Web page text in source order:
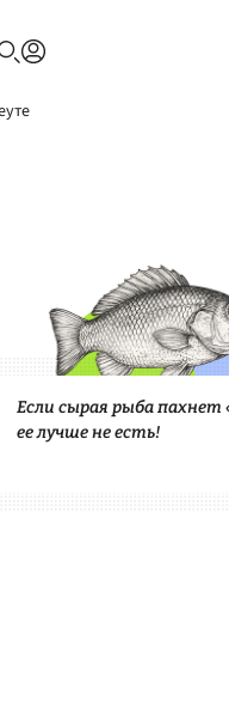
Если сырая рыба пахнет
ее лучше не есть!